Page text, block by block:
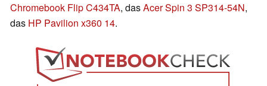
Chromebook Flip C434TA, dasAcer Spin 3 SP314-54N,
das HP Pavilion x360 14.